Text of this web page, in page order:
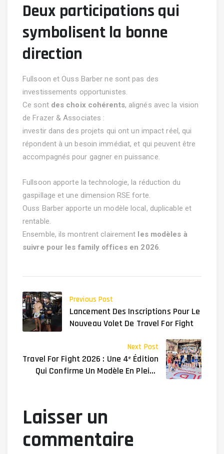
Deux participations qui
symbolisent la bonne
direction
Fullsoon et Ouss Barber ne sont pas des
investissements opportunistes.
Ce sont des choix cohérents, alignés avec la vision
de Frazer & Associates :
investir dans des projets qui ont un impact réel, qui
répondent à un besoin immédiat, et qui peuvent être
accompagnés pour gagner en puissance.
Fullsoon apporte la technologie, la réduction du
gaspillage et une dimension RSE forte.
Ouss Barber apporte un modèle local, duplicable et
rentable.
Ensemble, ils montrent clairement les modèles à
suivre pour les family offices en 2026.
Previous Post
Lancement Des Inscriptions Pour Le
Nouveau Volet De Travel For Fight
Next Post
Travel For Fight 2026 : Une 4ᵉ Édition
Qui Confirme Un Modèle En Pleine
Laisser un
commentaire